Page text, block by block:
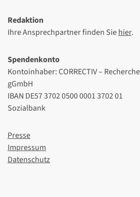
Redaktion
Ihre Ansprechpartner finden Siehier.
Spendenkonto
Kontoinhaber: CORRECTIV –
gGmbH
IBAN DE57 3702 0500 0001 3702 01
Sozialbank
Presse
Impressum
Datenschutz